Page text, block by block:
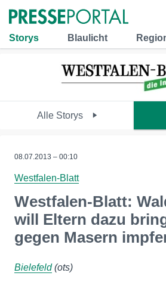
Storys Blaulicht
Alle Storys
08.07.2013 – 00:10
Westfalen-Blatt
Westfalen-Blatt:
will Eltern dazu
gegen Masern
Bielefeld(ots)